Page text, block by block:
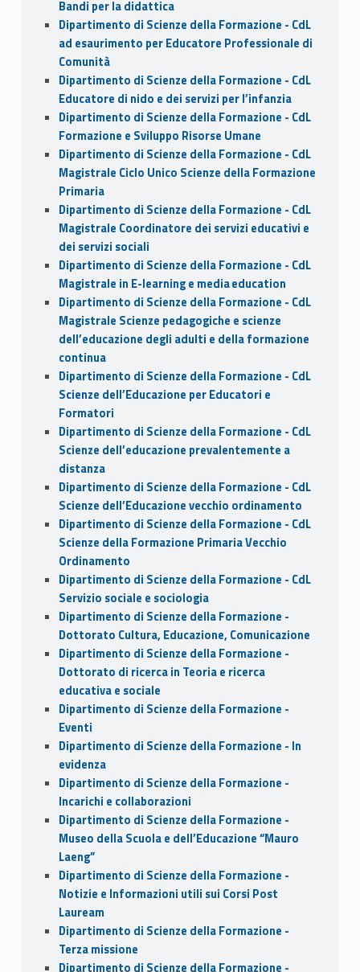
Bandi per la didattica
Dipartimento di Scienze della Formazione - CdL
ad esaurimento per Educatore Professionale di
Comunità
Dipartimento di Scienze della Formazione - CdL
Educatore di nido e dei servizi per l’infanzia
Dipartimento di Scienze della Formazione - CdL
Formazione e Sviluppo Risorse Umane
Dipartimento di Scienze della Formazione - CdL
Magistrale Ciclo Unico Scienze della Formazione
Primaria
Dipartimento di Scienze della Formazione - CdL
Magistrale Coordinatore dei servizi educativi e
dei servizi sociali
Dipartimento di Scienze della Formazione - CdL
Magistrale in E-learning e media education
Dipartimento di Scienze della Formazione - CdL
Magistrale Scienze pedagogiche e scienze
dell’educazione degli adulti e della formazione
continua
Dipartimento di Scienze della Formazione - CdL
Scienze dell’Educazione per Educatori e
Formatori
Dipartimento di Scienze della Formazione - CdL
Scienze dell’educazione prevalentemente a
distanza
Dipartimento di Scienze della Formazione - CdL
Scienze dell’Educazione vecchio ordinamento
Dipartimento di Scienze della Formazione - CdL
Scienze della Formazione Primaria Vecchio
Ordinamento
Dipartimento di Scienze della Formazione - CdL
Servizio sociale e sociologia
Dipartimento di Scienze della Formazione -
Dottorato Cultura, Educazione, Comunicazione
Dipartimento di Scienze della Formazione -
Dottorato di ricerca in Teoria e ricerca
educativa e sociale
Dipartimento di Scienze della Formazione -
Eventi
Dipartimento di Scienze della Formazione - In
evidenza
Dipartimento di Scienze della Formazione -
Incarichi e collaborazioni
Dipartimento di Scienze della Formazione -
Museo della Scuola e dell’Educazione “Mauro
Laeng”
Dipartimento di Scienze della Formazione -
Notizie e Informazioni utili sui Corsi Post
Lauream
Dipartimento di Scienze della Formazione -
Terza missione
Dipartimento di Scienze della Formazione -